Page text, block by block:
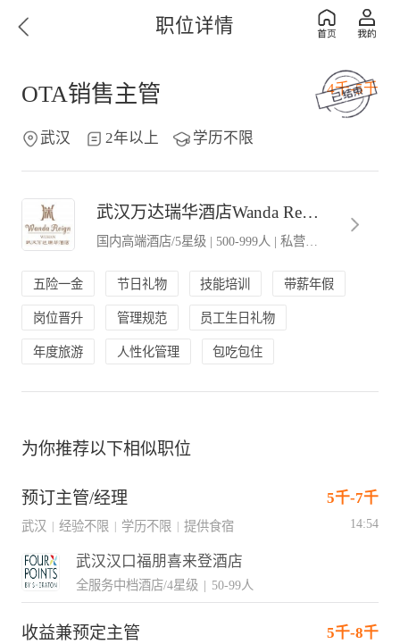
职位详情
OTA销售主管 4千-5千
武汉 2年以上 学历不限
武汉万达瑞华酒店Wanda Reign Wuhan
国内高端酒店/5星级 | 500-999人 | 私营．民营企业
五险一金 节日礼物 技能培训 带薪年假
岗位晋升 管理规范 员工生日礼物
年度旅游 人性化管理 包吃包住
为你推荐以下相似职位
预订主管/经理 5千-7千
武汉 经验不限 学历不限 提供食宿 14:54
武汉汉口福朋喜来登酒店
全服务中档酒店/4星级 | 50-99人
收益兼预定主管 5千-8千